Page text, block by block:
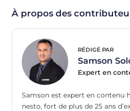
À propos des
RÉDIGÉ PAR
Samson
Expert en
Samson est expert en contenu
nesto, fort de plus de 25 ans